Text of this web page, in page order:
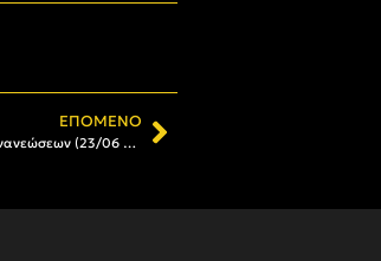
ΕΠΌΜΕΝΟ
Γίνε μέλος στον Α.Σ. ΑΡΗΣ: Το πρόγραμμα εγγραφών και ανανεώσεων (23/06 – 28/06)